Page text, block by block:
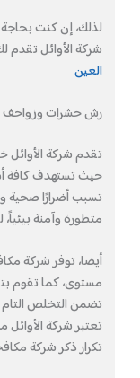
لذلك، إن كنت بحاجة
شركة الأوائل تقدم
العين
رش حشرات وزواحف
تقدم شركة
حيث تستهدف كافة
تسبب أضرارًا صحية
متطورة وآمنة
أيضا، توفر شركة
مستوى، كما تقوم
تضمن التخلص
تعتبر شركة الأوائل
تكرار ذكر شركة